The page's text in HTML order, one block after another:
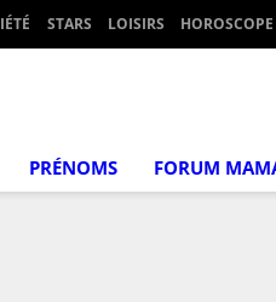
STARS LOISIRS HOROSCOPE
PRÉNOMS FORUM